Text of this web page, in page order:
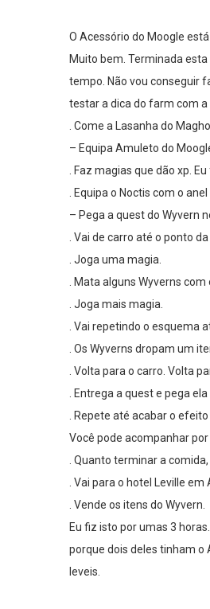
O Acessório do Moogle
Muito bem. Terminada
tempo. Não vou conseguir
testar a dica do farm com a
. Come a Lasanha do
– Equipa Amuleto do
. Faz magias que dão xp.
. Equipa o Noctis com o anel
– Pega a quest do Wyvern
. Vai de carro até o ponto
. Joga uma magia.
. Mata alguns Wyverns
. Joga mais magia.
. Vai repetindo o esquema
. Os Wyverns dropam um
. Volta para o carro. Volta
. Entrega a quest e pega ela
. Repete até acabar o
Você pode acompanhar por
. Quanto terminar a
. Vai para o hotel Leville
. Vende os itens do Wyvern.
Eu fiz isto por umas 3
porque dois deles tinham o
leveis.